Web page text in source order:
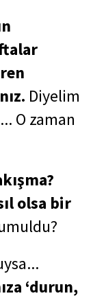
Diyelim
O zaman
olsa bir
‘durun,